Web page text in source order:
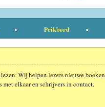
Prikbord
Wij helpen lezers nieuwe boeken
met elkaar en schrijvers in contact.